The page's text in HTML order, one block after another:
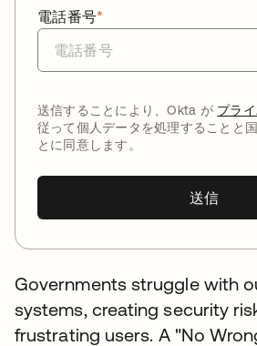
*
電話番号
送信することにより、Okta が プラ
従って個人データを処理することと
とに同意します。
送信
Governments struggle with
systems, creating security
frustrating users. A "No